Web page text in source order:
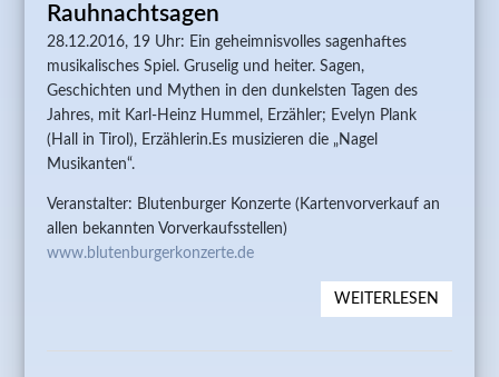
Rauhnachtsagen
28.12.2016, 19 Uhr: Ein geheimnisvolles sagenhaftes
musikalisches Spiel. Gruselig und heiter. Sagen,
Geschichten und Mythen in den dunkelsten Tagen des
Jahres, mit Karl-Heinz Hummel, Erzähler; Evelyn Plank
(Hall in Tirol), Erzählerin.Es musizieren die „Nagel
Musikanten“.
Veranstalter: Blutenburger Konzerte (Kartenvorverkauf an
allen bekannten Vorverkaufsstellen)
www.blutenburgerkonzerte.de
WEITERLESEN